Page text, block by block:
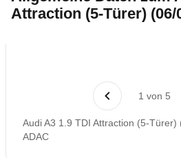
Technische Daten
Laufende Kosten
Rückrufe & Mängel
Attraction (5-Türer) (06/
1 von 5
Audi A3 1.9 TDI Attraction (5-Türer)
ADAC